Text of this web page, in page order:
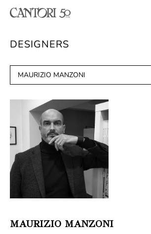
DESIGNERS
MAURIZIO MANZONI
MAURIZIO MANZONI